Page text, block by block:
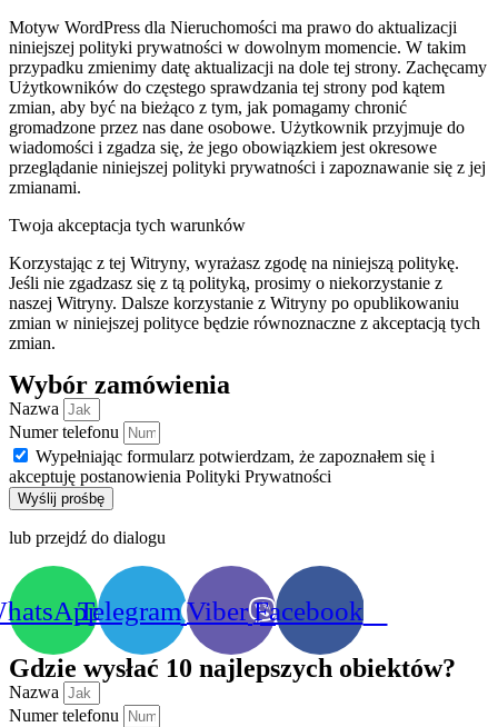
Motyw WordPress dla Nieruchomości ma prawo do aktualizacji
niniejszej polityki prywatności w dowolnym momencie. W takim
przypadku zmienimy datę aktualizacji na dole tej strony. Zachęcamy
Użytkowników do częstego sprawdzania tej strony pod kątem
zmian, aby być na bieżąco z tym, jak pomagamy chronić
gromadzone przez nas dane osobowe. Użytkownik przyjmuje do
wiadomości i zgadza się, że jego obowiązkiem jest okresowe
przeglądanie niniejszej polityki prywatności i zapoznawanie się z jej
zmianami.
Twoja akceptacja tych warunków
Korzystając z tej Witryny, wyrażasz zgodę na niniejszą politykę.
Jeśli nie zgadzasz się z tą polityką, prosimy o niekorzystanie z
naszej Witryny. Dalsze korzystanie z Witryny po opublikowaniu
zmian w niniejszej polityce będzie równoznaczne z akceptacją tych
zmian.
Wybór zamówienia
Nazwa
Numer telefonu
Wypełniając formularz potwierdzam, że zapoznałem się i
akceptuję postanowienia Polityki Prywatności
Wyślij prośbę
lub przejdź do dialogu
Telegram ViberFacebook
Gdzie wysłać 10 najlepszych obiektów?
Nazwa
Numer telefonu